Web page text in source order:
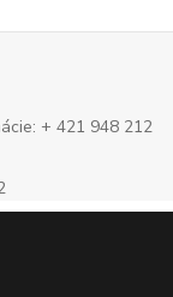
+ 421 948 212